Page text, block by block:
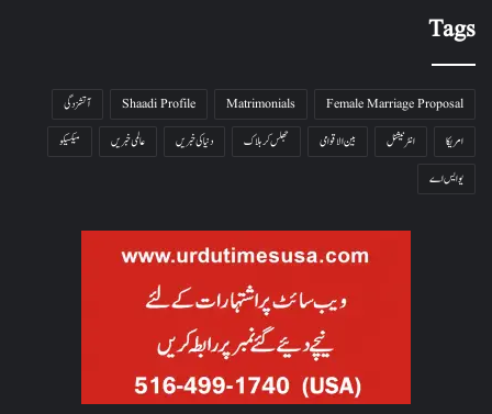
Tags
Female Marriage Proposal
Matrimonials
Shaadi Profile
آتشزدگی
امریکا
انٹرنیشنل بین الاقوامی جھلس کر ہلاک دنیا کی خبریں عالمی خبریں
میکسیکو
یو ایس اے